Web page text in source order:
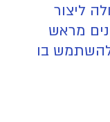
ליצור
מראש
להשתמש בו